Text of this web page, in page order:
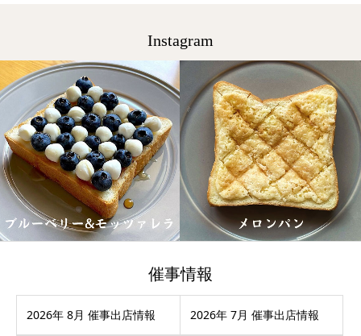
Instagram
催事情報
2026年 8月 催事出店情報 2026年 7月 催事出店情報